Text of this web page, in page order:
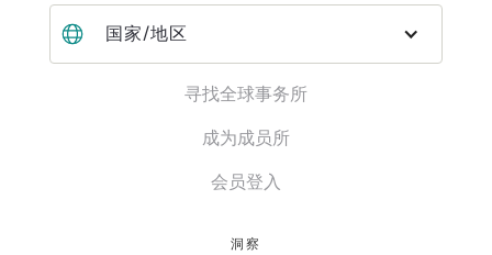
国家/地区
寻找全球事务所
成为成员所
会员登入
洞察